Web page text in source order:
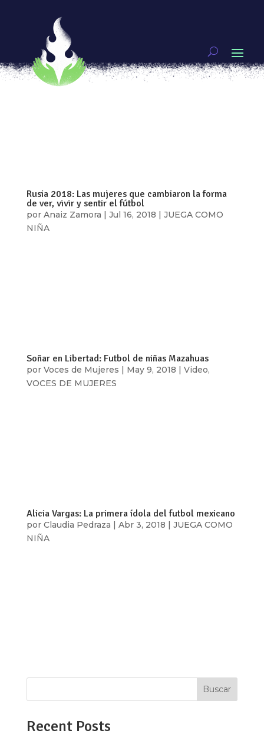
Diana y Sully, pioneras de la Liga MX
porAndrea Menchaca
JUEGA
COMO NIÑA
Jugar fútbol profesional en México había sido,
Rusia 2018: Las mujeres que cambiaron la forma
de ver, vivir y sentir el fútbol
por Anaiz Zamora | Jul 16, 2018 | JUEGA COMO
NIÑA
Soñar en Libertad: Futbol de niñas Mazahuas
por Voces de Mujeres | May 9, 2018 | Video,
VOCES DE MUJERES
Alicia Vargas: La primera ídola del futbol mexicano
por Claudia Pedraza | Abr 3, 2018 | JUEGA COMO
NIÑA
Buscar
Recent Posts